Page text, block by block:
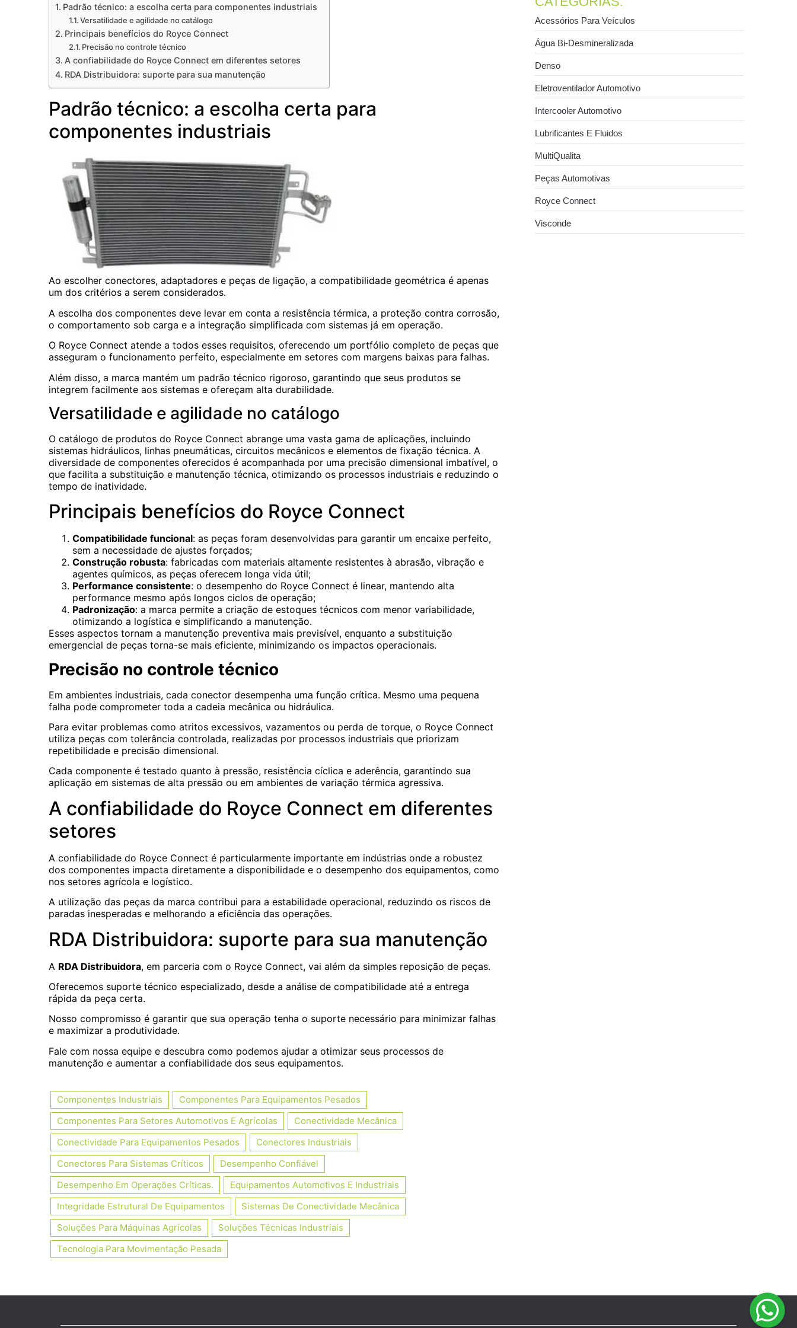
Padrão técnico: a escolha certa para componentes industriais
Versatilidade e agilidade no catálogo
Principais benefícios do Royce Connect
Precisão no controle técnico
A confiabilidade do Royce Connect em diferentes setores
RDA Distribuidora: suporte para sua manutenção
Padrão técnico: a escolha certa para
componentes industriais
Ao escolher conectores, adaptadores e peças de ligação, a compatibilidade geométrica é apenas
um dos critérios a serem considerados.
A escolha dos componentes deve levar em conta a resistência térmica, a proteção contra corrosão,
o comportamento sob carga e a integração simplificada com sistemas já em operação.
O Royce Connect atende a todos esses requisitos, oferecendo um portfólio completo de peças que
asseguram o funcionamento perfeito, especialmente em setores com margens baixas para falhas.
Além disso, a marca mantém um padrão técnico rigoroso, garantindo que seus produtos se
integrem facilmente aos sistemas e ofereçam alta durabilidade.
Versatilidade e agilidade no catálogo
O catálogo de produtos do Royce Connect abrange uma vasta gama de aplicações, incluindo
sistemas hidráulicos, linhas pneumáticas, circuitos mecânicos e elementos de fixação técnica. A
diversidade de componentes oferecidos é acompanhada por uma precisão dimensional imbatível, o
que facilita a substituição e manutenção técnica, otimizando os processos industriais e reduzindo o
tempo de inatividade.
Principais benefícios do Royce Connect
Compatibilidade funcional: as peças foram desenvolvidas para garantir um encaixe perfeito,
sem a necessidade de ajustes forçados;
Construção robusta: fabricadas com materiais altamente resistentes à abrasão, vibração e
agentes químicos, as peças oferecem longa vida útil;
Performance consistente: o desempenho do Royce Connect é linear, mantendo alta
performance mesmo após longos ciclos de operação;
Padronização: a marca permite a criação de estoques técnicos com menor variabilidade,
otimizando a logística e simplificando a manutenção.
Esses aspectos tornam a manutenção preventiva mais previsível, enquanto a substituição
emergencial de peças torna-se mais eficiente, minimizando os impactos operacionais.
Precisão no controle técnico
Em ambientes industriais, cada conector desempenha uma função crítica. Mesmo uma pequena
falha pode comprometer toda a cadeia mecânica ou hidráulica.
Para evitar problemas como atritos excessivos, vazamentos ou perda de torque, o Royce Connect
utiliza peças com tolerância controlada, realizadas por processos industriais que priorizam
repetibilidade e precisão dimensional.
Cada componente é testado quanto à pressão, resistência cíclica e aderência, garantindo sua
aplicação em sistemas de alta pressão ou em ambientes de variação térmica agressiva.
A confiabilidade do Royce Connect em diferentes
setores
A confiabilidade do Royce Connect é particularmente importante em indústrias onde a robustez
dos componentes impacta diretamente a disponibilidade e o desempenho dos equipamentos, como
nos setores agrícola e logístico.
A utilização das peças da marca contribui para a estabilidade operacional, reduzindo os riscos de
paradas inesperadas e melhorando a eficiência das operações.
RDA Distribuidora: suporte para sua manutenção
A RDA Distribuidora, em parceria com o Royce Connect, vai além da simples reposição de peças.
Oferecemos suporte técnico especializado, desde a análise de compatibilidade até a entrega
rápida da peça certa.
Nosso compromisso é garantir que sua operação tenha o suporte necessário para minimizar falhas
e maximizar a produtividade.
Fale com nossa equipe e descubra como podemos ajudar a otimizar seus processos de
manutenção e aumentar a confiabilidade dos seus equipamentos.
Componentes Industriais
Componentes Para Equipamentos Pesados
Componentes Para Setores Automotivos E Agrícolas
Conectividade Mecânica
Conectividade Para Equipamentos Pesados
Conectores Industriais
Conectores Para Sistemas Críticos
Desempenho Confiável
Desempenho Em Operações Críticas.
Equipamentos Automotivos E Industriais
Integridade Estrutural De Equipamentos
Sistemas De Conectividade Mecânica
Soluções Para Máquinas Agrícolas
Soluções Técnicas Industriais
Tecnologia Para Movimentação Pesada
Acessórios Para Veículos
Água Bi-Desmineralizada
Denso
Eletroventilador Automotivo
Intercooler Automotivo
Lubrificantes E Fluidos
MultiQualita
Peças Automotivas
Royce Connect
Visconde